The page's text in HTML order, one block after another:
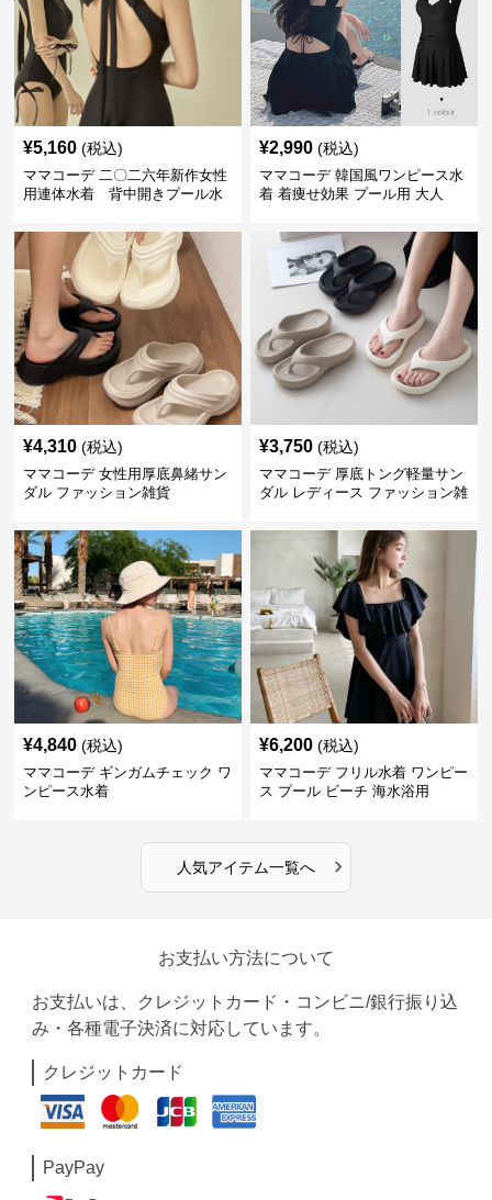
¥5,160 (税込)
ママコーデ 二〇二六年新作女性
用連体水着 背中開きプール水
¥2,990 (税込)
ママコーデ 韓国風ワンピース水
着 着痩せ効果 プール用 大人
¥4,310 (税込)
ママコーデ 女性用厚底鼻緒サン
ダル ファッション雑貨
¥3,750 (税込)
ママコーデ 厚底トング軽量サン
ダル レディース ファッション雑
¥4,840 (税込)
ママコーデ ギンガムチェック ワ
ンピース水着
¥6,200 (税込)
ママコーデ フリル水着 ワンピー
ス プール ビーチ 海水浴用
人気アイテム一覧へ ›
お支払い方法について
お支払いは、クレジットカード・コンビニ/銀行振り込
み・各種電子決済に対応しています。
クレジットカード
PayPay